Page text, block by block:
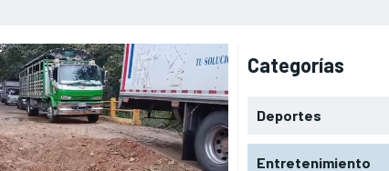
Categorías
Deportes
Entretenimiento